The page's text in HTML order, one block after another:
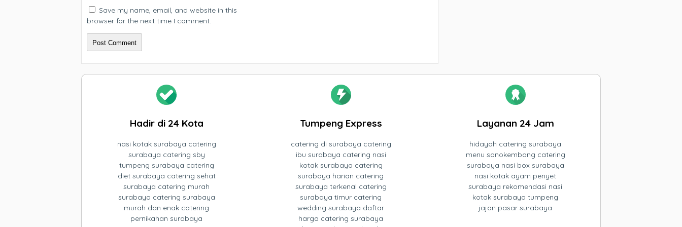
Save my name, email, and website in this
browser for the next time I comment.
Hadir di 24 Kota
nasi kotak surabaya catering
surabaya catering sby
tumpeng surabaya catering
diet surabaya catering sehat
surabaya catering murah
surabaya catering surabaya
murah dan enak catering
pernikahan surabaya
Tumpeng Express
catering di surabaya catering
ibu surabaya catering nasi
kotak surabaya catering
surabaya harian catering
surabaya terkenal catering
surabaya timur catering
wedding surabaya daftar
harga catering surabaya
Layanan 24 Jam
hidayah catering surabaya
menu sonokembang catering
surabaya nasi box surabaya
nasi kotak ayam penyet
surabaya rekomendasi nasi
kotak surabaya tumpeng
jajan pasar surabaya